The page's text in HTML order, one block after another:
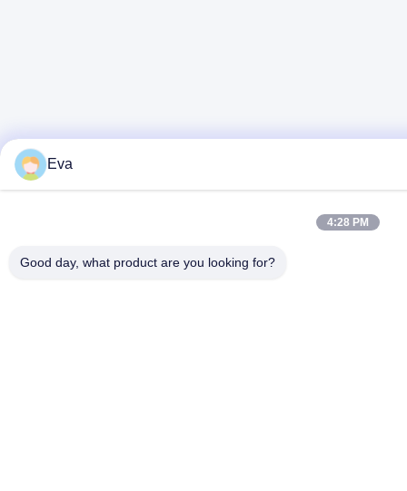
Eva
4:28 PM
Good day, what product are you looking for?